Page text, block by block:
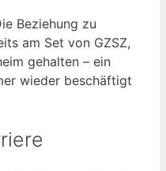
Beziehung zu
am Set von GZSZ,
gehalten – ein
wieder beschäftigt